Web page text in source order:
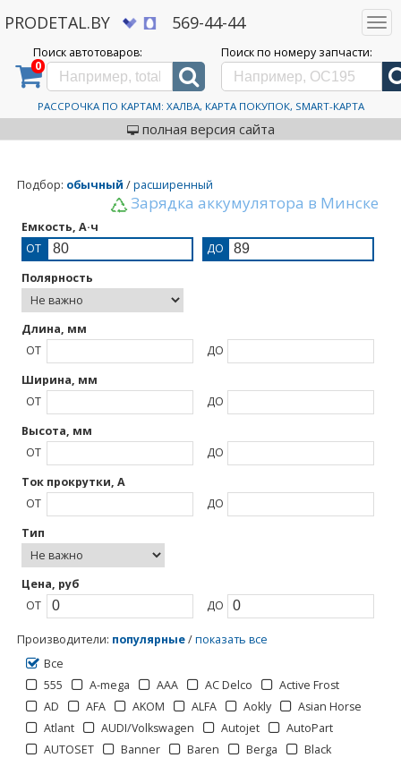
PRODETAL.BY 569-44-44
Поиск автотоваров:
0
Поиск по номеру запчасти:
РАССРОЧКА ПО КАРТАМ: ХАЛВА, КАРТА ПОКУПОК, SMART-КАРТА
полная версия сайта
Дискаунтер автозапчастей PRODETAL.BY > Аккумуляторы 80-89 А/Ч
Аккумуляторы 80-89 А/Ч
Подбор: обычный /расширенный
Зарядка аккумулятора в Минске
Емкость, А·ч
ОТ
ДО
Полярность
Длина, мм
ОТ
ДО
Ширина, мм
ОТ
ДО
Высота, мм
ОТ
ДО
Ток прокрутки, А
ОТ
ДО
Тип
Цена, руб
ОТ
ДО
Производители: популярные/показать все
Все
555
A-mega AAA AC Delco
Active Frost
AD
AFA AKOM ALFA Aokly
Asian Horse
Atlant
AUDI/Volkswagen Autojet
AutoPart
AUTOSET
Banner Baren Berga
Black